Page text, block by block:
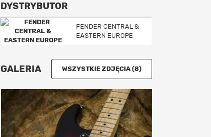
DYSTRYBUTOR
FENDER CENTRAL &
EASTERN EUROPE
GALERIA WSZYSTKIE ZDJĘCIA (8)